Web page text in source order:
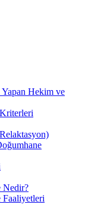
Hekim ve
Nedir?
Faaliyetleri